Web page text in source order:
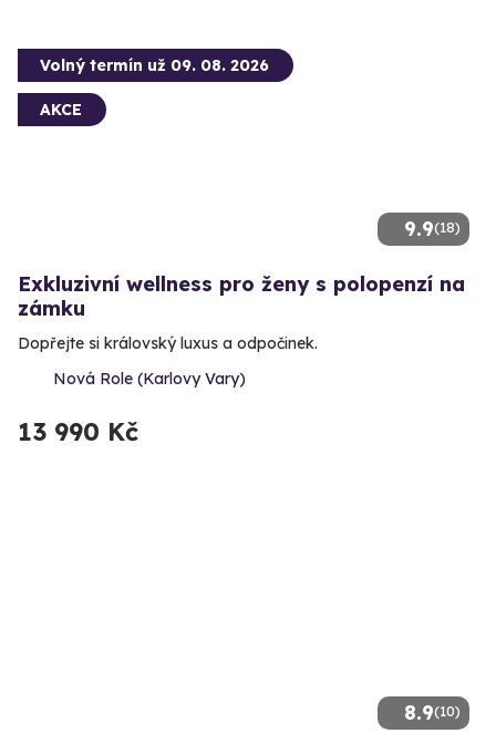
9.9(18)
Volný termín už 09. 08. 2026
AKCE
Exkluzivní wellness pro ženy s polopenzí na
zámku
Dopřejte si královský luxus a odpočinek.
Nová Role (Karlovy Vary)
13 990 Kč
8.9(10)